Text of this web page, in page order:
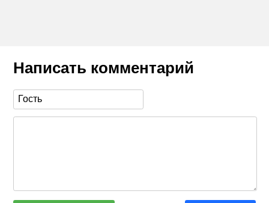
Написать комментарий